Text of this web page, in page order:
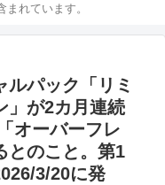
れています。
ルパック「リミ
」が2カ月連続
オーバーフレ
とのこと。第1
3/20に発